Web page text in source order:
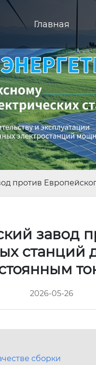
Главная
против
завод
станций
2026-05-26
сборки